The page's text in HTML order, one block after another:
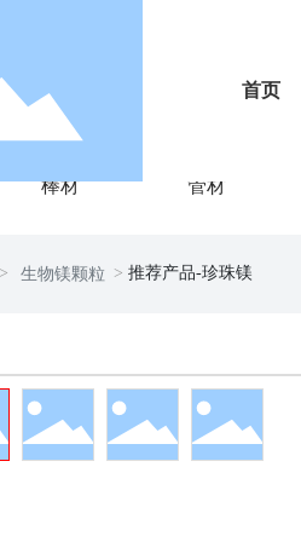
棒材 管材
首页
生物镁颗粒 推荐产品-珍珠镁